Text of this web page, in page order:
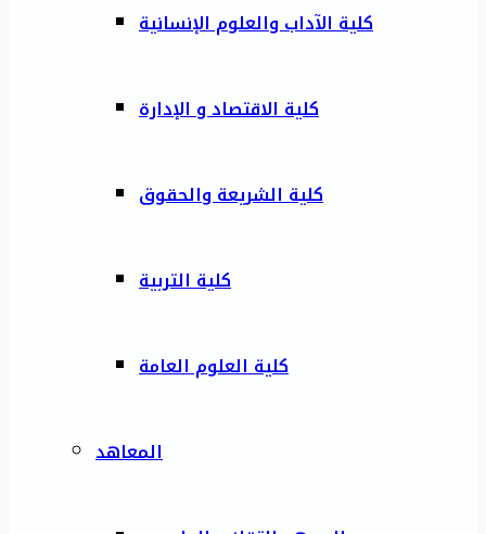
كلية الآداب والعلوم الإنسانية
كلية الاقتصاد و الإدارة
كلية الشريعة والحقوق
كلية التربية
كلية العلوم العامة
المعاهد